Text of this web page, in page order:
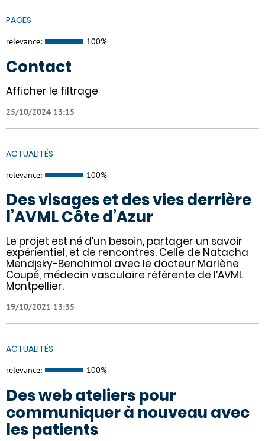
PAGES
relevance: 100%
Contact
Afficher le filtrage
25/10/2024 13:15
ACTUALITÉS
relevance: 100%
Des visages et des vies derrière
l’AVML Côte d’Azur
Le projet est né d’un besoin, partager un savoir
expérientiel, et de rencontres. Celle de Natacha
Mendjsky-Benchimol avec le docteur Marlène
Coupé, médecin vasculaire référente de l’AVML
Montpellier.
19/10/2021 13:35
ACTUALITÉS
relevance: 100%
Des web ateliers pour
communiquer à nouveau avec
les patients